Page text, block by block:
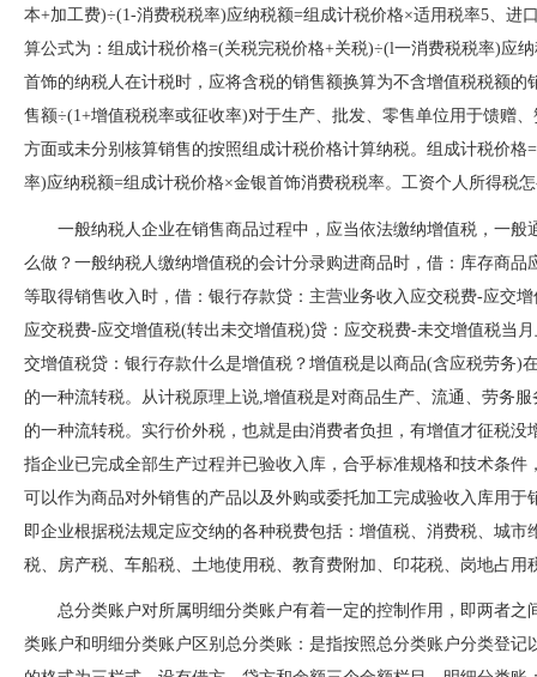
本+加工费)÷(1-消费税税率)应纳税额=组成计税价格×适用税率5、进口
算公式为：组成计税价格=(关税完税价格+关税)÷(l一消费税税率)应纳
首饰的纳税人在计税时，应将含税的销售额换算为不含增值税税额
售额÷(1+增值税税率或征收率)对于生产、批发、零售单位用于馈赠、赞助
方面或未分别核算销售的按照组成计税价格计算纳税。组成计税价
率)应纳税额=组成计税价格×金银首饰消费税税率。工资个人所得税怎
一般纳税人企业在销售商品过程中，应当依法缴纳增值税，一
么做？一般纳税人缴纳增值税的会计分录购进商品时，借：库存
等取得销售收入时，借：银行存款贷：主营业务收入应交税费-应
应交税费-应交增值税(转出未交增值税)贷：应交税费-未交增值税当
交增值税贷：银行存款什么是增值税？增值税是以商品(含应税劳
的一种流转税。从计税原理上说,增值税是对商品生产、流通
的一种流转税。实行价外税，也就是由消费者负担，有增值才征税
指企业已完成全部生产过程并已验收入库，合乎标准规格和技术条件
可以作为商品对外销售的产品以及外购或委托加工完成验收入库用于销
即企业根据税法规定应交纳的各种税费包括：增值税、消费税、城市维
税、房产税、车船税、土地使用税、教育费附加、印花税
总分类账户对所属明细分类账户有着一定的控制作用，即两者之
类账户和明细分类账户区别总分类账：是指按照总分类账户分类登记